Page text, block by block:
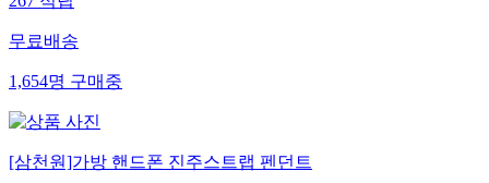
267적립
무료배송
1,654명구매중
[삼천원]가방 핸드폰 진주스트랩 펜던트